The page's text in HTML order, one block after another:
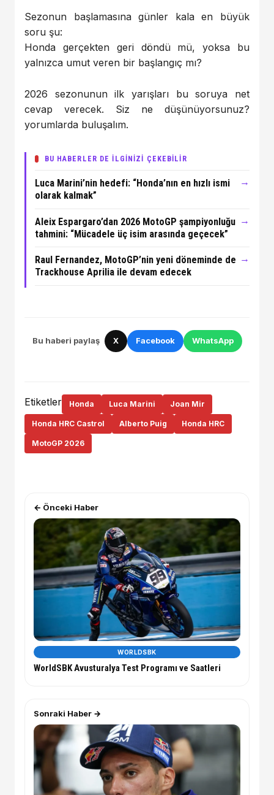
Sezonun başlamasına günler kala en büyük
soru şu:
Honda gerçekten geri döndü mü, yoksa bu
yalnızca umut veren bir başlangıç mı?
2026 sezonunun ilk yarışları bu soruya net
cevap verecek. Siz ne düşünüyorsunuz?
yorumlarda buluşalım.
BU HABERLER DE İLGİNİZİ ÇEKEBİLİR
Luca Marini’nin hedefi: “Honda’nın en hızlı ismi
olarak kalmak”
→
Aleix Espargaro’dan 2026 MotoGP şampiyonluğu
tahmini: “Mücadele üç isim arasında geçecek”
→
Raul Fernandez, MotoGP’nin yeni döneminde de
Trackhouse Aprilia ile devam edecek
→
Bu haberi paylaş X Facebook WhatsApp
Etiketler Honda Luca Marini Joan Mir
Honda HRC Castrol Alberto Puig Honda HRC
MotoGP 2026
← Önceki Haber
WORLDSBK
WorldSBK Avusturalya Test Programı ve Saatleri
Sonraki Haber →